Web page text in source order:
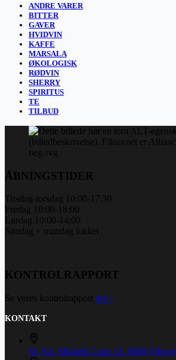
ANDRE VARER
BITTER
GAVER
HVIDVIN
KAFFE
MARSALA
ØKOLOGISK
RØDVIN
SHERRY
SPIRITUS
TE
TILBUD
ÅBNINGSTIDER
Tirsdag-torsdag 10:00-17:30
Fredag 10:00-18:00
Lørdag 10:00-14:00
Søndag + mandag lukket
KONTROLRAPPORT
Se vores kontrolrapport her>
KONTAKT
St. Sct. Mikkels Gade 31, 8800 Viborg